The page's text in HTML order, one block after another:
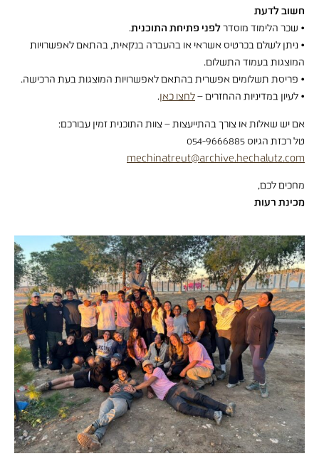
חשוב לדעת
• שכר הלימוד מוסדרלפני פתיחת התוכנית.
• ניתן לשלם בכרטיס אשראי או בהעברה בנקאית, בהתאם לאפשרויות
המוצגות בעמוד התשלום.
• פריסת תשלומים אפשרית בהתאם לאפשרויות המוצגות בעת הרכישה.
• לעיון במדיניות ההחזרים –לחצו כאן.
אם יש שאלות או צורך בהתייעצות – צוות התוכנית זמין עבורכם:
טל רכזת הגיוס 054-9666885
mechinatreut@archive.hechalutz.com
מחכים לכם,
מכינת רעות